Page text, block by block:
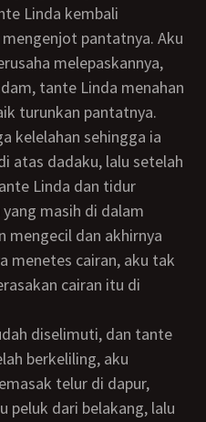
Linda kembali
pantatnya. Aku
melepaskannya,
tante Linda menahan
turunkan pantatnya.
atas dadaku, lalu setelah
Linda dan tidur
masih di dalam
mengecil dan akhirnya
menetes cairan, aku tak
cairan itu di
berkeliling, aku
telur di dapur,
peluk dari belakang, lalu